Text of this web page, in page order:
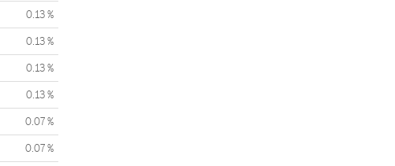
0.13 %
0.13 %
0.13 %
0.13 %
0.07 %
0.07 %